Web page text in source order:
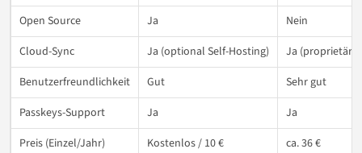
Open Source
Ja
Nein
Cloud-Sync
Ja (optional Self-Hosting)
Ja (proprietär)
Benutzerfreundlichkeit
Gut
Sehr gut
Passkeys-Support
Ja
Ja
Preis (Einzel/Jahr)
Kostenlos / 10 €
ca. 36 €